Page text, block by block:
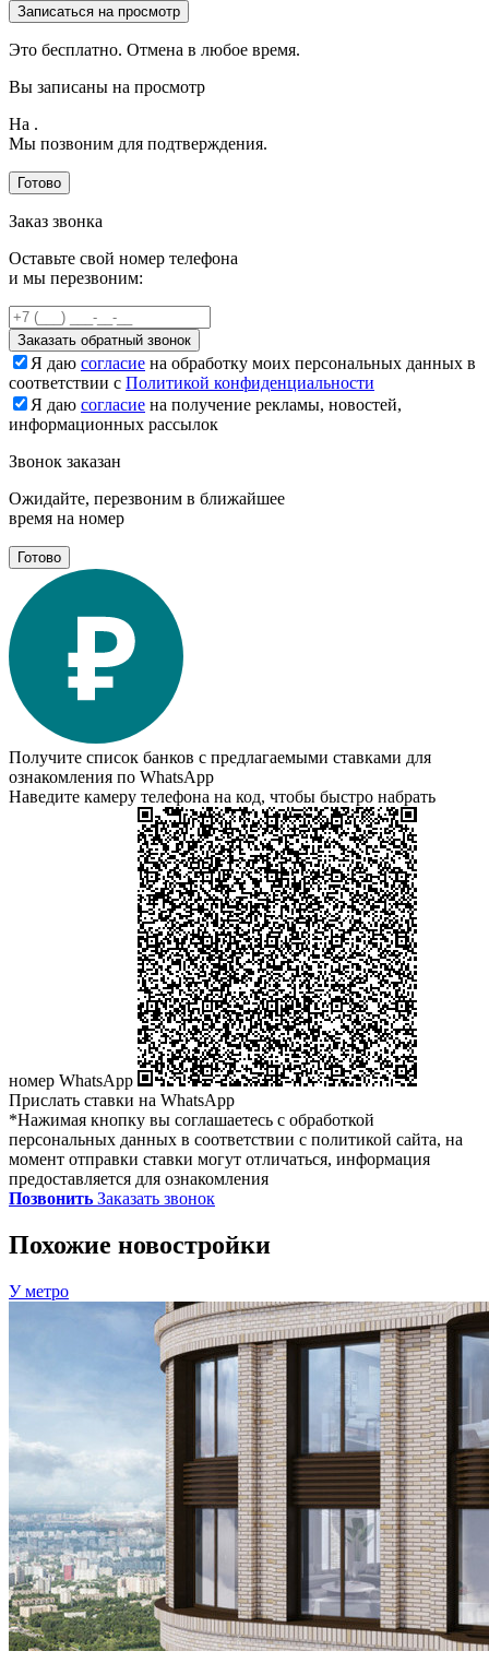
Записаться на просмотр
Это бесплатно. Отмена в любое время.
Вы записаны на просмотр
На .
Мы позвоним для подтверждения.
Готово
Заказ звонка
Оставьте свой номер телефона
и мы перезвоним:
Заказать обратный звонок
Я даю согласие на обработку моих персональных данных в
соответствии с Политикой конфиденциальности
Я даю согласие на получение рекламы, новостей,
информационных рассылок
Звонок заказан
Ожидайте, перезвоним в ближайшее
время на номер
Готово
Получите список банков с предлагаемыми ставками для
ознакомления по WhatsApp
Наведите камеру телефона на код, чтобы быстро набрать
номер WhatsApp
Прислать ставки на WhatsApp
*Нажимая кнопку вы соглашаетесь с обработкой
персональных данных в соответствии с политикой сайта, на
момент отправки ставки могут отличаться, информация
предоставляется для ознакомления
Позвонить Заказать звонок
Похожие новостройки
У метро